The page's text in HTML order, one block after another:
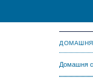
ДОМАШНЯ
Домашня